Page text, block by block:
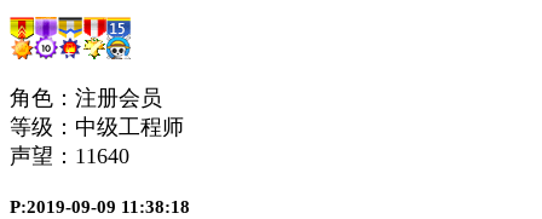
角色：注册会员
等级：中级工程师
声望： 11640
P:2019-09-09 11:38:18